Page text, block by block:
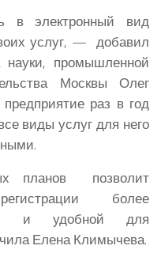
в электронный вид
услуг, — добавил
науки, промышленной
Москвы Олег
раз в год
виды услуг для него
планов позволит
более
и удобной для
Елена Климычева.